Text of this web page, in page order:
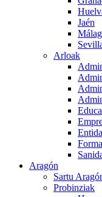
Jaén
Arloak
Aragón
Sartu
Probinziak